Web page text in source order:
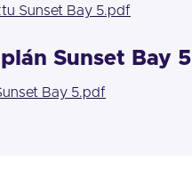
Sunset Bay 5.pdf
Sunset Bay 5
Bay 5.pdf